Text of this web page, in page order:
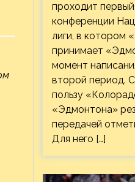
проходит
конференции
лиги, в котором
принимает
момент
второй период.
пользу
«Эдмонтона»
передачей
Для него […]